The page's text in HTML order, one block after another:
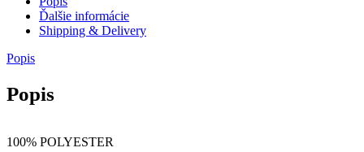
Ďalšie informácie
Shipping & Delivery
Popis
Popis
100% POLYESTER